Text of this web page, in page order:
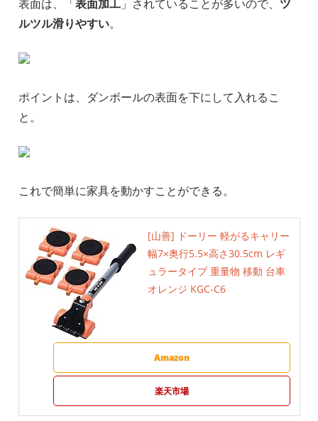
表面は、「表面加工」されていることが多いので、 ツ
ルツル滑りやすい。
ポイントは、ダンボールの表面を下にして入れるこ
と。
これで簡単に家具を動かすことができる。
[山善] ドーリー 軽がるキャリー
幅7×奥行5.5×高さ30.5cm レギ
ュラータイプ 重量物 移動 台車
オレンジ KGC-C6
Amazon
楽天市場